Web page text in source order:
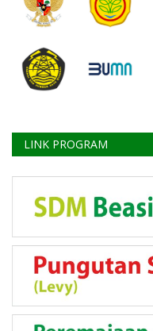
LINK PROGRAM